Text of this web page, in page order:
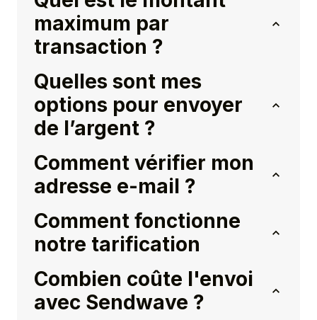
maximum par
transaction ?
Quelles sont mes
options pour envoyer
de l’argent ?
Comment vérifier mon
adresse e-mail ?
Comment fonctionne
notre tarification
Combien coûte l'envoi
avec Sendwave ?